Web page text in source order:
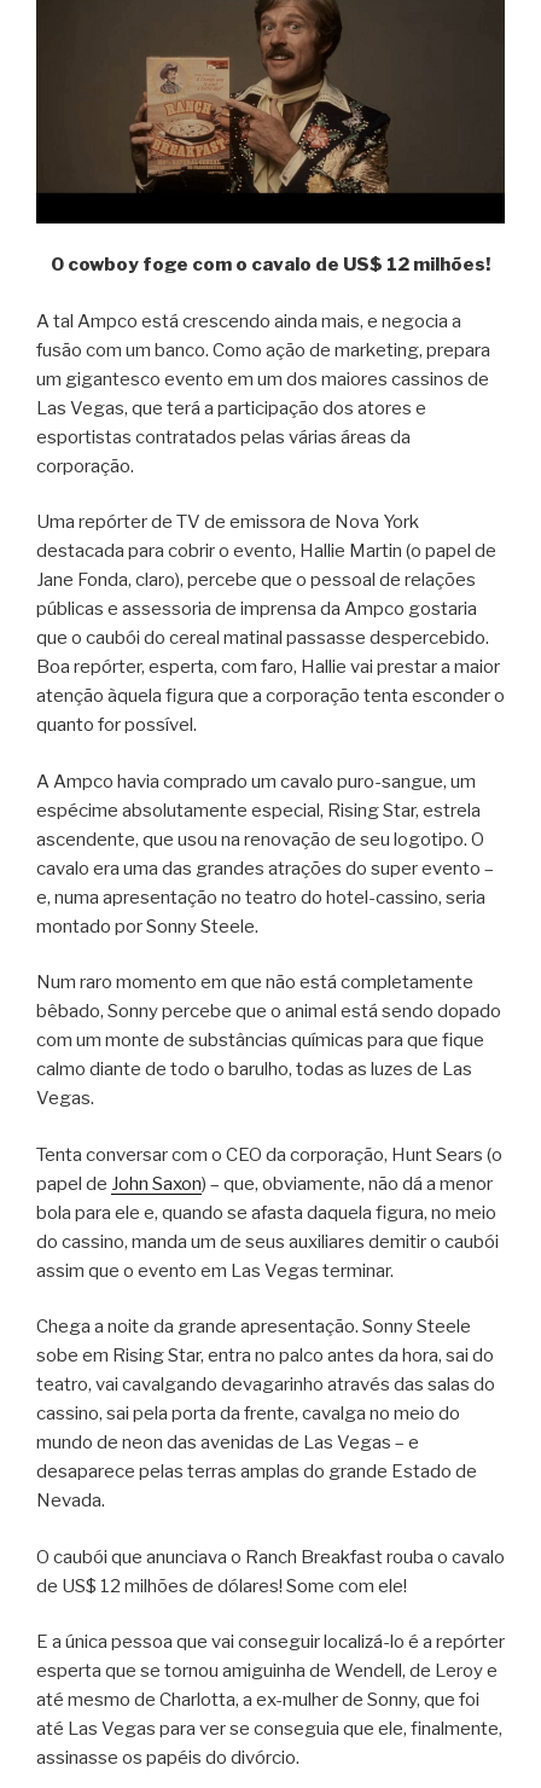
O cowboy foge com o cavalo de US$ 12 milhões!
A tal Ampco está crescendo ainda mais, e negocia a
fusão com um banco. Como ação de marketing, prepara
um gigantesco evento em um dos maiores cassinos de
Las Vegas, que terá a participação dos atores e
esportistas contratados pelas várias áreas da
corporação.
Uma repórter de TV de emissora de Nova York
destacada para cobrir o evento, Hallie Martin (o papel de
Jane Fonda, claro), percebe que o pessoal de relações
públicas e assessoria de imprensa da Ampco gostaria
que o caubói do cereal matinal passasse despercebido.
Boa repórter, esperta, com faro, Hallie vai prestar a maior
atenção àquela figura que a corporação tenta esconder o
quanto for possível.
A Ampco havia comprado um cavalo puro-sangue, um
espécime absolutamente especial, Rising Star, estrela
ascendente, que usou na renovação de seu logotipo. O
cavalo era uma das grandes atrações do super evento –
e, numa apresentação no teatro do hotel-cassino, seria
montado por Sonny Steele.
Num raro momento em que não está completamente
bêbado, Sonny percebe que o animal está sendo dopado
com um monte de substâncias químicas para que fique
calmo diante de todo o barulho, todas as luzes de Las
Vegas.
Tenta conversar com o CEO da corporação, Hunt Sears (o
papel de John Saxon) – que, obviamente, não dá a menor
bola para ele e, quando se afasta daquela figura, no meio
do cassino, manda um de seus auxiliares demitir o caubói
assim que o evento em Las Vegas terminar.
Chega a noite da grande apresentação. Sonny Steele
sobe em Rising Star, entra no palco antes da hora, sai do
teatro, vai cavalgando devagarinho através das salas do
cassino, sai pela porta da frente, cavalga no meio do
mundo de neon das avenidas de Las Vegas – e
desaparece pelas terras amplas do grande Estado de
Nevada.
O caubói que anunciava o Ranch Breakfast rouba o cavalo
de US$ 12 milhões de dólares! Some com ele!
E a única pessoa que vai conseguir localizá-lo é a repórter
esperta que se tornou amiguinha de Wendell, de Leroy e
até mesmo de Charlotta, a ex-mulher de Sonny, que foi
até Las Vegas para ver se conseguia que ele, finalmente,
assinasse os papéis do divórcio.